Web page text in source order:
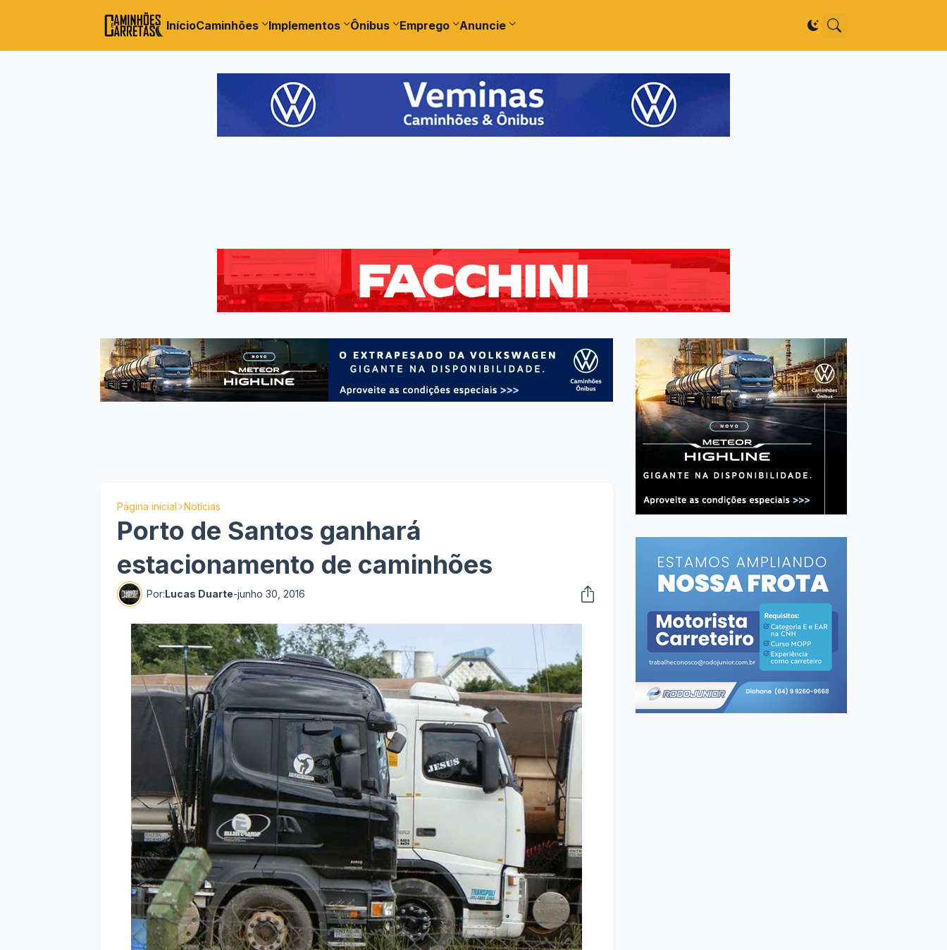
InícioCaminhões Implementos Ônibus Emprego Anuncie
Página inicial Notícias
Porto de Santos ganhará
estacionamento de caminhões
Por:Lucas Duarte-junho 30, 2016